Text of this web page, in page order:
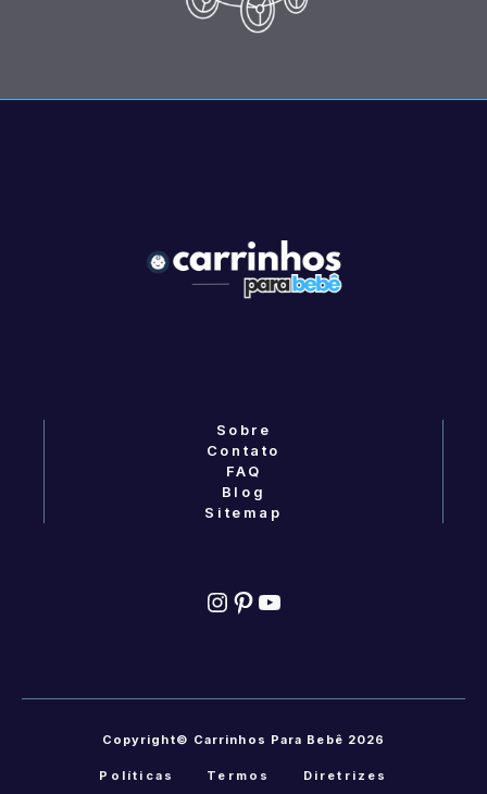
Sobre
Contato
FAQ
Blog
Sitemap
Instagram
Pinterest
YouTube
Copyright© Carrinhos Para Bebê 2026
Políticas Termos Diretrizes